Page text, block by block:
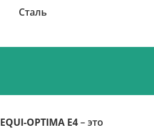
Сталь
EQUI-OPTIMA Е4– это